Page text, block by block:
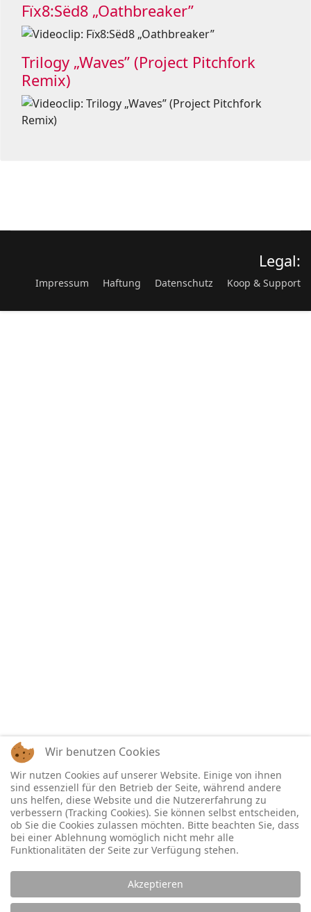
Fïx8:Sëd8 „Oathbreaker”
Trilogy „Waves” (Project Pitchfork
Remix)
Legal:
Impressum Haftung Datenschutz Koop & Support
Wir benutzen Cookies
Wir nutzen Cookies auf unserer Website. Einige von ihnen
sind essenziell für den Betrieb der Seite, während andere
uns helfen, diese Website und die Nutzererfahrung zu
verbessern (Tracking Cookies). Sie können selbst entscheiden,
ob Sie die Cookies zulassen möchten. Bitte beachten Sie, dass
bei einer Ablehnung womöglich nicht mehr alle
Funktionalitäten der Seite zur Verfügung stehen.
Akzeptieren